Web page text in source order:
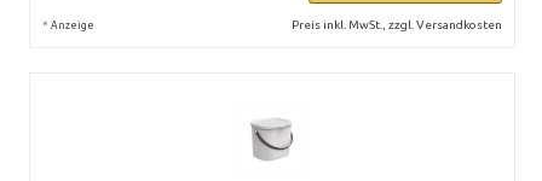
* Anzeige Preis inkl. MwSt., zzgl. Versandkosten